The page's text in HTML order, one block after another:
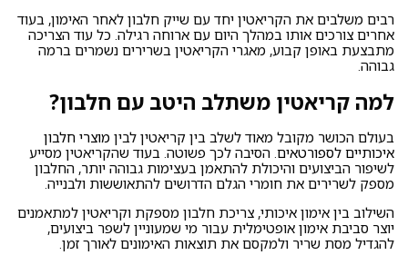
רבים משלבים את הקריאטין יחד עם שייק חלבון לאחר האימון, בעוד
אחרים צורכים אותו במהלך היום עם ארוחה רגילה. כל עוד הצריכה
מתבצעת באופן קבוע, מאגרי הקריאטין בשרירים נשמרים ברמה
גבוהה.
למה קריאטין משתלב היטב עם חלבון?
בעולם הכושר מקובל מאוד לשלב בין קריאטין לבין מוצרי חלבון
איכותיים לספורטאים. הסיבה לכך פשוטה. בעוד שהקריאטין מסייע
לשיפור הביצועים והיכולת להתאמן בעצימות גבוהה יותר, החלבון
מספק לשרירים את חומרי הגלם הדרושים להתאוששות ולבנייה.
השילוב בין אימון איכותי, צריכת חלבון מספקת וקריאטין למתאמנים
יוצר סביבת אימון אופטימלית עבור מי שמעוניין לשפר ביצועים,
להגדיל מסת שריר ולמקסם את תוצאות האימונים לאורך זמן.